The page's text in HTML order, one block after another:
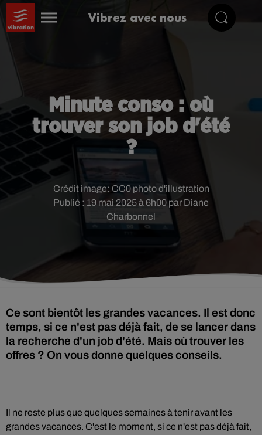
Vibrez avec nous
Minute conso : où
trouver son job d'été
?
Publié : 19 mai 2025 à 6h00 par Diane
Charbonnel
Crédit image: CC0 photo d'illustration
Ce sont bientôt les grandes vacances. Il est donc
temps, si ce n'est pas déjà fait, de se lancer dans
la recherche d'un job d'été. Mais où trouver les
offres ? On vous donne quelques conseils.
Il ne reste plus que quelques semaines à tenir avant les
grandes vacances. C'est le moment, si ce n'est pas déjà fait,